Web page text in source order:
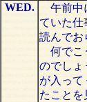
WED.
午前中
ていた仕
読んでお
何でこ
のでしょ
が入って
たことを